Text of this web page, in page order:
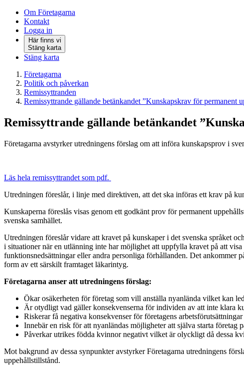
Om Företagarna
Kontakt
Logga in
Här finns vi
Stäng karta
Stäng karta
Företagarna
Politik och påverkan
Remissyttranden
Remissyttrande gällande betänkandet ”Kunskapskrav för permanent
Remissyttrande gällande betänkandet
Företagarna avstyrker utredningens förslag om att införa kunskapsprov i
Läs hela remissyttrandet som pdf.
Utredningen föreslår, i linje med direktiven, att det ska införas ett krav på
Kunskaperna föreslås visas genom ett godkänt prov för permanent
svenska samhället.
Utredningen föreslår vidare att kravet på kunskaper i det svenska språket
i situationer när en utlänning inte har möjlighet att uppfylla kravet på att
funktionsnedsättningar eller andra personliga förhållanden. Det ankommer
form av ett särskilt framtaget läkarintyg.
Företagarna anser att utredningens förslag:
Ökar osäkerheten för företag som vill anställa nyanlända vilket kan
Är otydligt vad gäller konsekvenserna för individen av att inte klara
Riskerar få negativa konsekvenser för företagens
Innebär en risk för att nyanländas möjligheter att själva starta företag
Påverkar utrikes födda kvinnor negativt vilket är olyckligt då dessa
Mot bakgrund av dessa synpunkter avstyrker Företagarna utredningens
uppehållstillstånd.